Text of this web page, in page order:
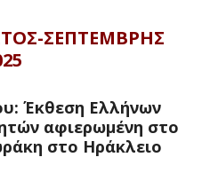
ΣΕΠΤΕΜΒΡΗΣ
Έκθεση Ελλήνων
αφιερωμένη στο
στο Ηράκλειο